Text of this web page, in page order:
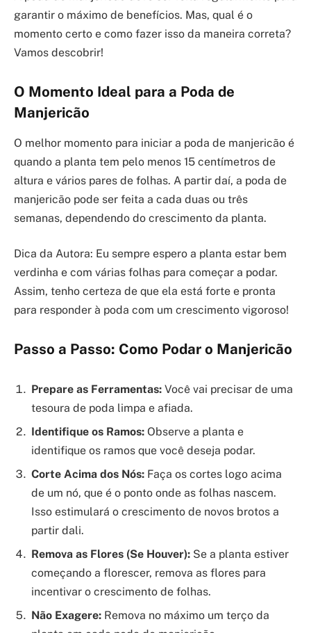
garantir o máximo de benefícios. Mas, qual é o
momento certo e como fazer isso da maneira correta?
Vamos descobrir!
O Momento Ideal para a Poda de
Manjericão
O melhor momento para iniciar a poda de manjericão é
quando a planta tem pelo menos 15 centímetros de
altura e vários pares de folhas. A partir daí, a poda de
manjericão pode ser feita a cada duas ou três
semanas, dependendo do crescimento da planta.
Dica da Autora: Eu sempre espero a planta estar bem
verdinha e com várias folhas para começar a podar.
Assim, tenho certeza de que ela está forte e pronta
para responder à poda com um crescimento vigoroso!
Passo a Passo: Como Podar o Manjericão
Prepare as Ferramentas: Você vai precisar de uma
tesoura de poda limpa e afiada.
Identifique os Ramos: Observe a planta e
identifique os ramos que você deseja podar.
Corte Acima dos Nós: Faça os cortes logo acima
de um nó, que é o ponto onde as folhas nascem.
Isso estimulará o crescimento de novos brotos a
partir dali.
Remova as Flores (Se Houver): Se a planta estiver
começando a florescer, remova as flores para
incentivar o crescimento de folhas.
Não Exagere: Remova no máximo um terço da